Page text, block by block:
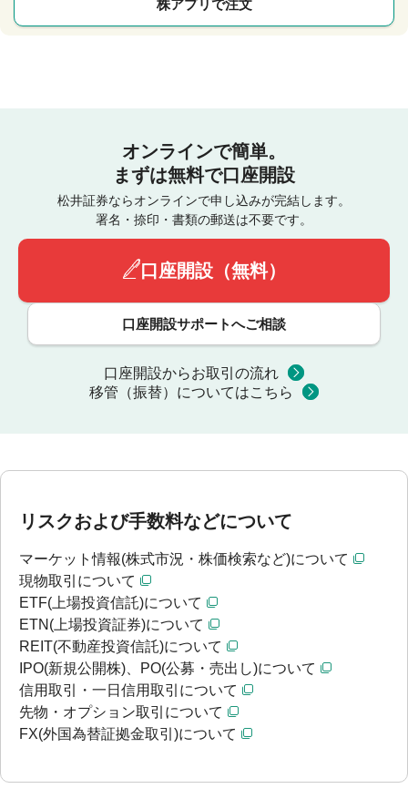
株アプリで注文
オンラインで簡単。
まずは無料で口座開設
松井証券ならオンラインで申し込みが完結します。
署名・捺印・書類の郵送は不要です。
口座開設（無料）
口座開設サポートへご相談
口座開設からお取引の流れ
移管（振替）についてはこちら
リスクおよび手数料などについて
マーケット情報(株式市況・株価検索など)について
現物取引について
ETF(上場投資信託)について
ETN(上場投資証券)について
REIT(不動産投資信託)について
IPO(新規公開株)、PO(公募・売出し)について
信用取引・一日信用取引について
先物・オプション取引について
FX(外国為替証拠金取引)について